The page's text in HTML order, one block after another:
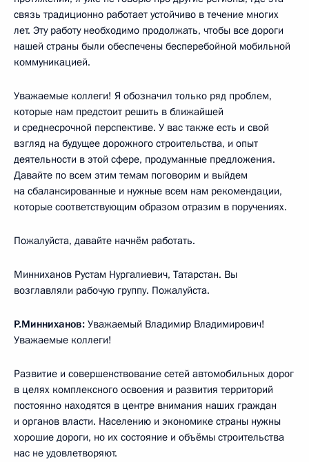
связь традиционно работает устойчиво в течение многих
лет. Эту работу необходимо продолжать, чтобы все дороги
нашей страны были обеспечены бесперебойной мобильной
коммуникацией.
Уважаемые коллеги! Я обозначил только ряд проблем,
которые нам предстоит решить в ближайшей
и среднесрочной перспективе. У вас также есть и свой
взгляд на будущее дорожного строительства, и опыт
деятельности в этой сфере, продуманные предложения.
Давайте по всем этим темам поговорим и выйдем
на сбалансированные и нужные всем нам рекомендации,
которые соответствующим образом отразим в поручениях.
Пожалуйста, давайте начнём работать.
Минниханов Рустам Нургалиевич, Татарстан. Вы
возглавляли рабочую группу. Пожалуйста.
Р.Минниханов: Уважаемый Владимир Владимирович!
Уважаемые коллеги!
Развитие и совершенствование сетей автомобильных дорог
в целях комплексного освоения и развития территорий
постоянно находятся в центре внимания наших граждан
и органов власти. Населению и экономике страны нужны
хорошие дороги, но их состояние и объёмы строительства
нас не удовлетворяют.